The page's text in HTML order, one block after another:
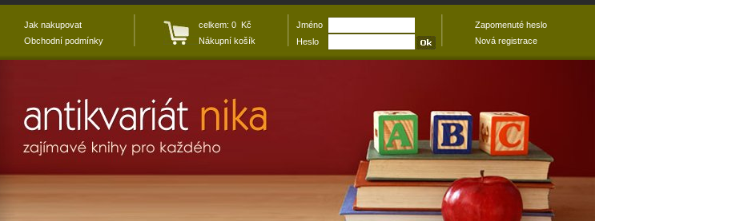
Jak nakupovat
Obchodní podmínky
celkem: 0 Kč
Nákupní košík
Jméno
Heslo
Zapomenuté heslo
Nová registrace